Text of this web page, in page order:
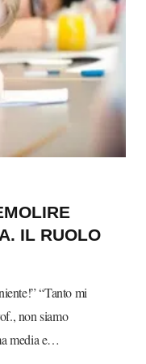
IL RUOLO
“Tanto mi
non siamo
media e…